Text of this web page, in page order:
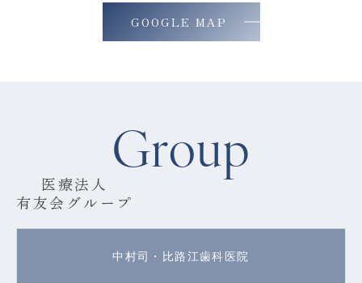
GOOGLE MAP
Group
医療法人
有友会グループ
中村司・比路江歯科医院